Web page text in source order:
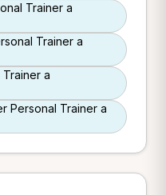
Trainer a
Trainer a
a
Personal Trainer a